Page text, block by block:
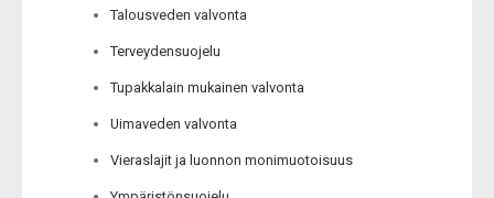
Talousveden valvonta
Terveydensuojelu
Tupakkalain mukainen valvonta
Uimaveden valvonta
Vieraslajit ja luonnon monimuotoisuus